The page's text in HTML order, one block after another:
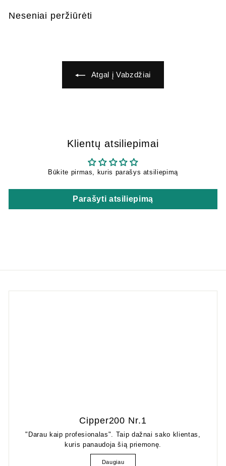
4
Neseniai peržiūrėti
Atgal į Vabzdžiai
Klientų atsiliepimai
Būkite pirmas, kuris parašys atsiliepimą
Parašyti atsiliepimą
Cipper200 Nr.1
"Darau kaip profesionalas". Taip dažnai sako klientas,
kuris panaudoja šią priemonę.
Daugiau